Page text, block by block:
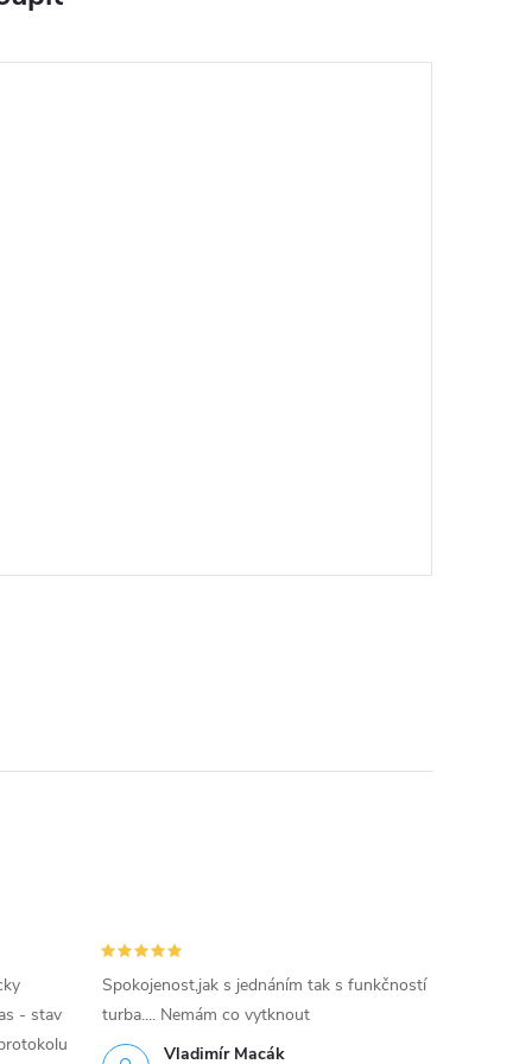
- stav
Vladimír Macák
Spokojenost,jak s jednáním tak s funkčností
turba.... Nemám co vytknout